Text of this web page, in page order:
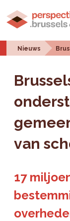
Nieuws
van
17